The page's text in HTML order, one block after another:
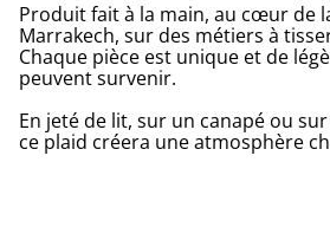
Produit fait à la main, au cœur de
Marrakech, sur des métiers à
Chaque pièce est unique et de
peuvent survenir.
En jeté de lit, sur un canapé ou
ce plaid créera une atmosphère